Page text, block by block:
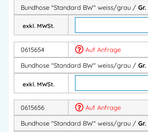
Zwei eingesetzte Seitentaschen
Eine Gesäßtaschen mit Knopf
Eine Zollstabtasche
5 cm Saumzugabe zum
Material: 100% Baumwolle 270 g/m2.
Standard Berufsbekleidung
Artikelnummer:06156 Kategorie:
Bundhose "Standard BW" weiss/grau /
exkl. MWSt.
0615654
Auf Anfrage
Bundhose "Standard BW" weiss/grau /
exkl. MWSt.
0615656
Auf Anfrage
Bundhose "Standard BW" weiss/grau / Gr.